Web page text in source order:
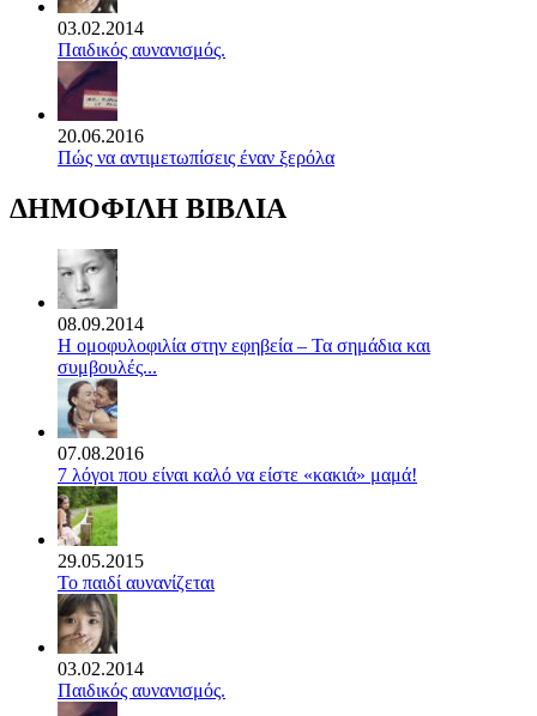
03.02.2014
Παιδικός αυνανισμός.
20.06.2016
Πώς να αντιμετωπίσεις έναν ξερόλα
ΔΗΜΟΦΙΛΗ ΒΙΒΛΙΑ
08.09.2014
Η ομοφυλοφιλία στην εφηβεία – Τα σημάδια και
συμβουλές...
07.08.2016
7 λόγοι που είναι καλό να είστε «κακιά» μαμά!
29.05.2015
Το παιδί αυνανίζεται
03.02.2014
Παιδικός αυνανισμός.